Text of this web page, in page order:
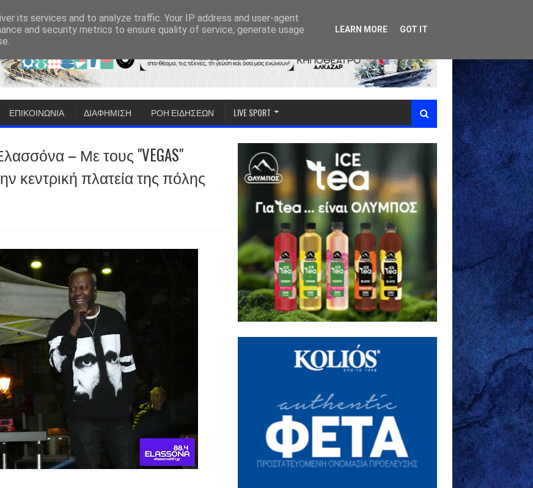
ΕΠΙΚΟΙΝΩΝΙΑ ΔΙΑΦΗΜΙΣΗ ΡΟΗ ΕΙΔΗΣΕΩΝ LIVE SPORT
– Με τους "VEGAS"
κεντρική πλατεία της πόλης
its services and to analyze traffic. Your IP address and user-agent
and security metrics to ensure quality of service, generate usage
LEARN MORE GOT IT